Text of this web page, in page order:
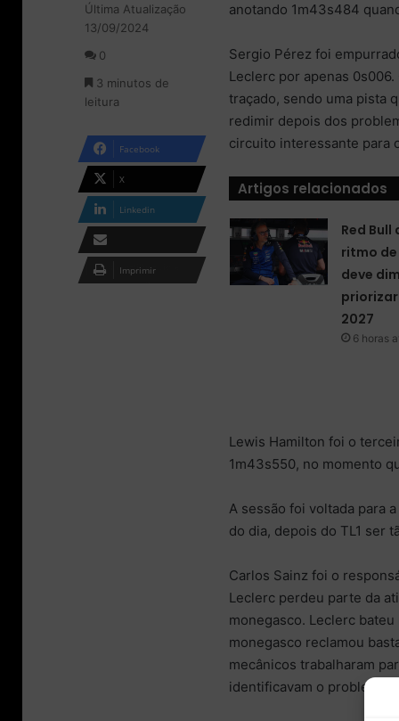
anotando 1m43s484
Sergio Pérez foi
Leclerc por apenas
traçado, sendo uma pista
redimir depois dos
circuito interessante para
Artigos relacionados
Red
ritmo
deve
2027
6 horas
Lewis Hamilton foi o
1m43s550, no momento
A sessão foi voltada para
do dia, depois do TL1 ser
Carlos Sainz foi o
Leclerc perdeu parte da
monegasco. Leclerc
monegasco reclamou
mecânicos trabalharam
identificavam o problema.
l
o
n
X
d
e
e
-
i
l
Última Atualização
13/09/2024
0
3 minutos de
leitura
Facebook
X
Linkedin
Compartilhar via e-
mail
Imprimir